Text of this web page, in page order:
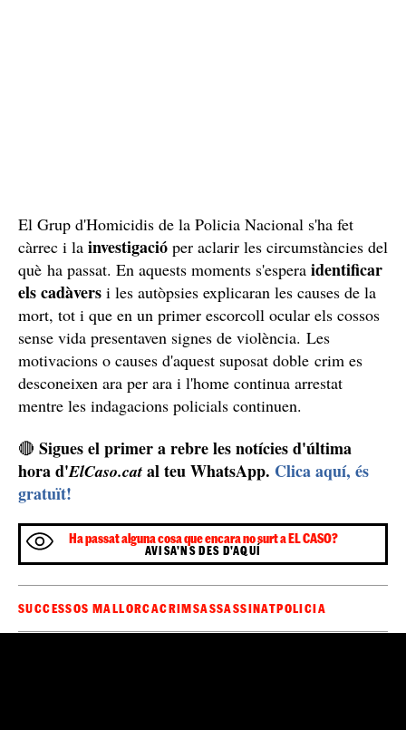
El Grup d'Homicidis de la Policia Nacional s'ha fet
càrrec i la investigació per aclarir les circumstàncies del
què ha passat. En aquests moments s'espera identificar
els cadàvers i les autòpsies explicaran les causes de la
mort, tot i que en un primer escorcoll ocular els cossos
sense vida presentaven signes de violència. Les
motivacions o causes d'aquest suposat doble crim es
desconeixen ara per ara i l'home continua arrestat
mentre les indagacions policials continuen.
🔴 Sigues el primer a rebre les notícies d'última
hora d'ElCaso.cat al teu WhatsApp. Clica aquí, és
gratuït!
Ha passat alguna cosa que encara no surt a EL CASO?
AVISA'NS DES D'AQUÍ
SUCCESSOS MALLORCACRIMSASSASSINATPOLICIA